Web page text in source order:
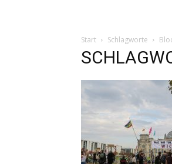
Start Schlagworte